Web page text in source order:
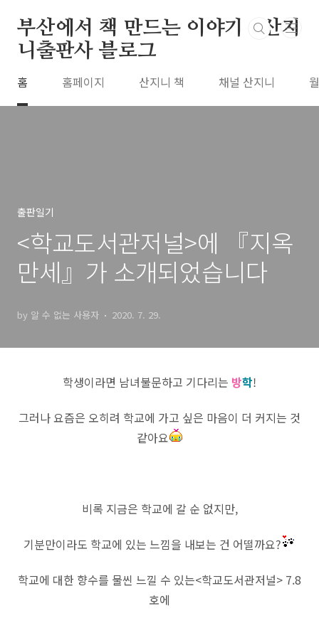
부산에서 책 만드는 이야기 : 산지
니출판사 블로그
홈 홈페이지 산지니 책 채널 산지니
출판일기
<학교도서관저널>에 『지옥
만세』가 소개되었습니다
by 알 수 없는 사용자 2020. 7. 29.
학생이라면 남녀불문하고 기다리는 방학!
그러나 요즘은 오히려 학교에 가고 싶은 마음이 더 커지는 것
같아요
비록 지금은 학교에 갈 순 없지만,
기분만이라도 학교에 있는 느낌을 내보는 건 어떨까요?
학교에 대한 향수를 물씬 느낄 수 있는<학교도서관저널> 7.8
호에